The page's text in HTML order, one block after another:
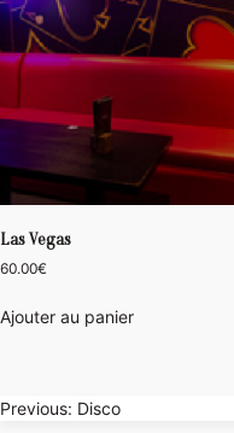
Las Vegas
60.00€
Ajouter au panier
Navigation
Previous: Disco